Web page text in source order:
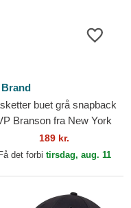
Brand
buet grå snapback
Branson fra New York
MLB af 47 Brand
189 kr.
Få det forbi tirsdag, aug. 11